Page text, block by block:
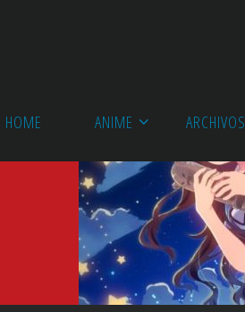
HOME ANIME ARCHIVOS